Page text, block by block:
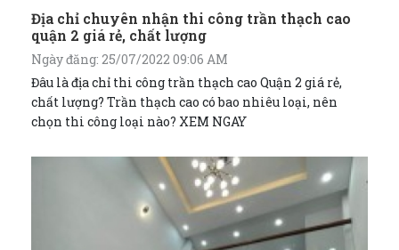
Địa chỉ chuyên nhận thi công trần thạch cao
quận 2 giá rẻ, chất lượng
Ngày đăng: 25/07/2022 09:06 AM
Đâu là địa chỉ thi công trần thạch cao Quận 2 giá rẻ,
chất lượng? Trần thạch cao có bao nhiêu loại, nên
chọn thi công loại nào? XEM NGAY